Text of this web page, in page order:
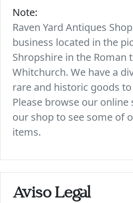
Note:
Raven Yard Antiques
business located in the
Shropshire in the Roman
Whitchurch. We have a
rare and historic goods
Please browse our
our shop to see some of
items.
Aviso Legal